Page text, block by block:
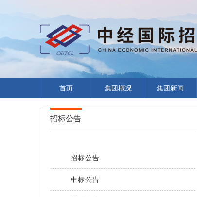
首页 集团概况 集团新闻
招标公告
招标公告
中标公告